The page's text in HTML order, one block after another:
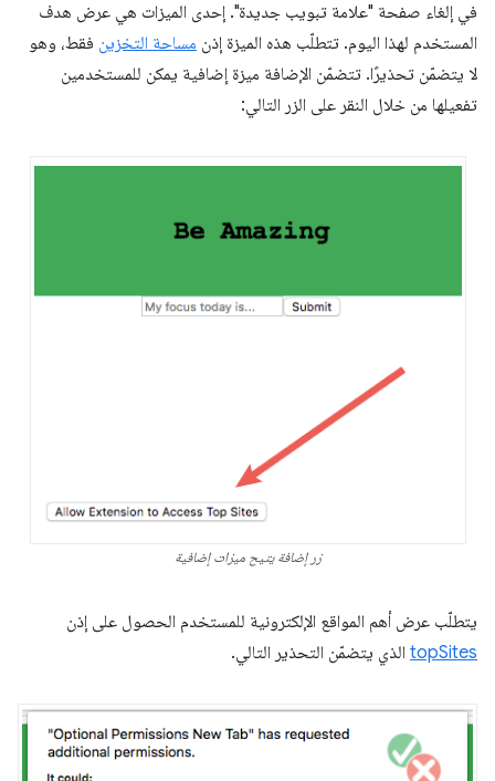
في إلغاء صفحة "علامة تبويب جديدة". إحدى الميزات هي عرض هدف
المستخدم لهذا اليوم. تتطلّب هذه الميزة إذن مساحة التخزين فقط، وهو
لا يتضمّن تحذيرًا. تتضمّن الإضافة ميزة إضافية يمكن للمستخدمين
تفعيلها من خلال النقر على الزر التالي:
زر إضافة يتيح ميزات إضافية
يتطلّب عرض أهم المواقع الإلكترونية للمستخدم الحصول على إذن
topSites الذي يتضمّن التحذير التالي.